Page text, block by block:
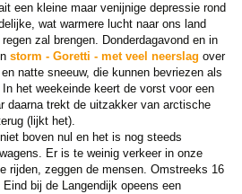
een kleine maar venijnige depressie rond
wat warmere lucht naar ons land
zal brengen. Donderdagavond en in
storm - Goretti - met veel neerslag over
natte sneeuw, die kunnen bevriezen als
het weekeinde keert de vorst voor een
daarna trekt de uitzakker van arctische
(lijkt het).
boven nul en het is nog steeds
Er is te weinig verkeer in onze
rijden, zeggen de mensen. Omstreeks 16
bij de Langendijk opeens een